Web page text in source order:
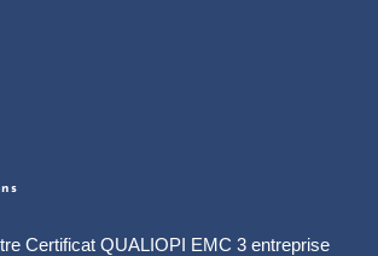
Certificat QUALIOPI EMC 3 entreprise